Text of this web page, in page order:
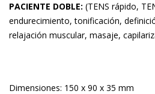
PACIENTE DOBLE: (TENS rápido,
endurecimiento, tonificación,
relajación muscular, masaje,
Dimensiones: 150 x 90 x 35 mm